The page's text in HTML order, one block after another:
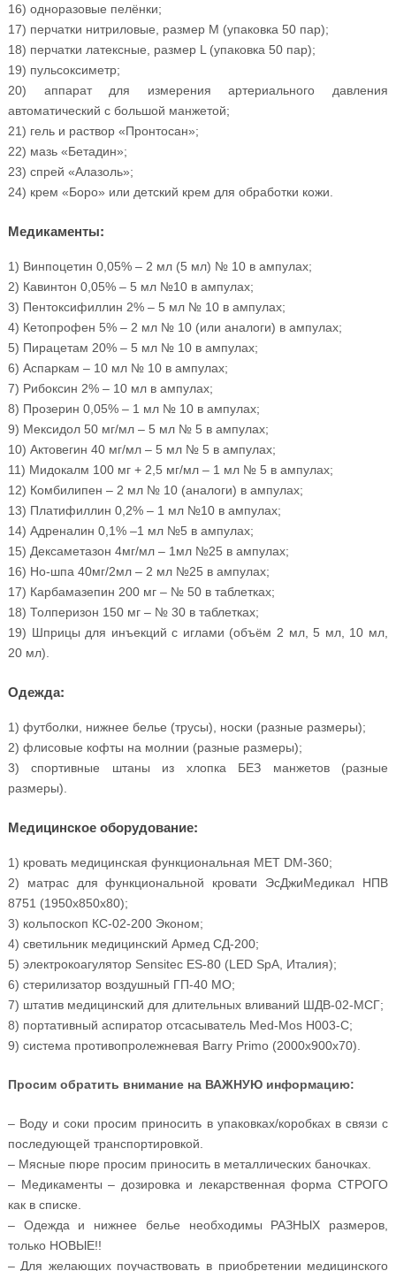
16) одноразовые пелёнки;
17) перчатки нитриловые, размер M (упаковка 50 пар);
18) перчатки латексные, размер L (упаковка 50 пар);
19) пульсоксиметр;
20) аппарат для измерения артериального давления
автоматический с большой манжетой;
21) гель и раствор «Пронтосан»;
22) мазь «Бетадин»;
23) спрей «Алазоль»;
24) крем «Боро» или детский крем для обработки кожи.
Медикаменты:
1) Винпоцетин 0,05% – 2 мл (5 мл) № 10 в ампулах;
2) Кавинтон 0,05% – 5 мл №10 в ампулах;
3) Пентоксифиллин 2% – 5 мл № 10 в ампулах;
4) Кетопрофен 5% – 2 мл № 10 (или аналоги) в ампулах;
5) Пирацетам 20% – 5 мл № 10 в ампулах;
6) Аспаркам – 10 мл № 10 в ампулах;
7) Рибоксин 2% – 10 мл в ампулах;
8) Прозерин 0,05% – 1 мл № 10 в ампулах;
9) Мексидол 50 мг/мл – 5 мл № 5 в ампулах;
10) Актовегин 40 мг/мл – 5 мл № 5 в ампулах;
11) Мидокалм 100 мг + 2,5 мг/мл – 1 мл № 5 в ампулах;
12) Комбилипен – 2 мл № 10 (аналоги) в ампулах;
13) Платифиллин 0,2% – 1 мл №10 в ампулах;
14) Адреналин 0,1% –1 мл №5 в ампулах;
15) Дексаметазон 4мг/мл – 1мл №25 в ампулах;
16) Но-шпа 40мг/2мл – 2 мл №25 в ампулах;
17) Карбамазепин 200 мг – № 50 в таблетках;
18) Толперизон 150 мг – № 30 в таблетках;
19) Шприцы для инъекций с иглами (объём 2 мл, 5 мл, 10 мл,
20 мл).
Одежда:
1) футболки, нижнее белье (трусы), носки (разные размеры);
2) флисовые кофты на молнии (разные размеры);
3) спортивные штаны из хлопка БЕЗ манжетов (разные
размеры).
Медицинское оборудование:
1) кровать медицинская функциональная MET DM-360;
2) матрас для функциональной кровати ЭсДжиМедикал НПВ
8751 (1950x850x80);
3) кольпоскоп КС-02-200 Эконом;
4) светильник медицинский Армед СД-200;
5) электрокоагулятор Sensitec ES-80 (LED SpA, Италия);
6) стерилизатор воздушный ГП-40 МО;
7) штатив медицинский для длительных вливаний ШДВ-02-МСГ;
8) портативный аспиратор отсасыватель Med-Mos H003-C;
9) система противопролежневая Barry Primo (2000x900x70).
Просим обратить внимание на ВАЖНУЮ информацию:
– Воду и соки просим приносить в упаковках/коробках в связи с
последующей транспортировкой.
– Мясные пюре просим приносить в металлических баночках.
– Медикаменты – дозировка и лекарственная форма СТРОГО
как в списке.
– Одежда и нижнее белье необходимы РАЗНЫХ размеров,
только НОВЫЕ!!
– Для желающих поучаствовать в приобретении медицинского